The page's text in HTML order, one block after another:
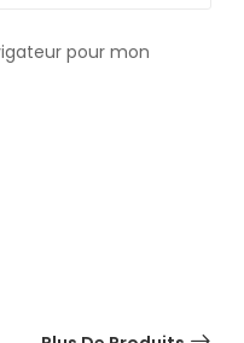
pour mon